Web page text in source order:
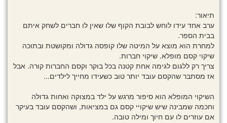
תיאור:
ערב אחד עידו לוחש לבובת הקוף שלו שאין לו חברים לשחק איתם
בבית הספר.
למחרת הוא מוצא על המיטה שלו קופסה גדולה ומקושטת ובתוכה
שיקוי קסם מופלא. שיקוי חברות.
צריך רק ללגום לגימה אחת קטנה בכל בוקר וקסם החברות קורה. אבל
אז מסתבר שהקסם עובד יותר טוב כשעידו מחייך לילדים...
השיקוי המופלא הוא סיפור מרגש על ילד במצוקה ואחות גדולה
וחכמה שמבינה שיש שיקויי קסם גם במציאות, ושהקסם עובד בעיקר
אם עוזרים לו עם חיוך ומילה טובה.